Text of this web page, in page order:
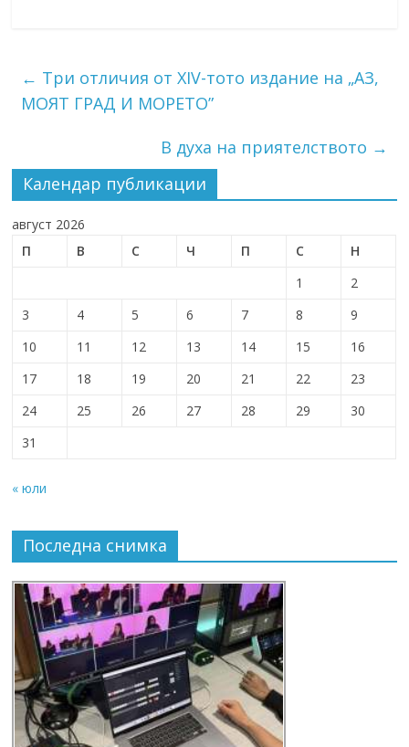
← Три отличия от XIV-тото издание на „АЗ,
МОЯТ ГРАД И МОРЕТО”
В духа на приятелството →
Календар публикации
август 2026
П
В С Ч П С
Н
1
2
3
4 5 6 7 8
9
10
11 12 13 14 15
16
17
18 19 20 21 22
23
24
25 26 27 28 29
30
31
« юли
Последна снимка